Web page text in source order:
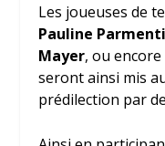
Les joueuses de
Pauline
Mayer, ou
seront ainsi mis
prédilection par